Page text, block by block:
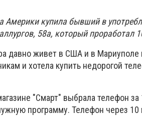
Америки купила бывший в
58а, который проработал
давно живет в США и в Мариуполе
и хотела купить недорогой
"Смарт" выбрала телефон
программу. Телефон через